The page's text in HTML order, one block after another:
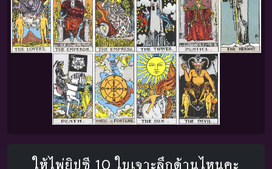
ให้ไพ่ยิปซี 10 ใบเจาะลึกด้านไหนคะ